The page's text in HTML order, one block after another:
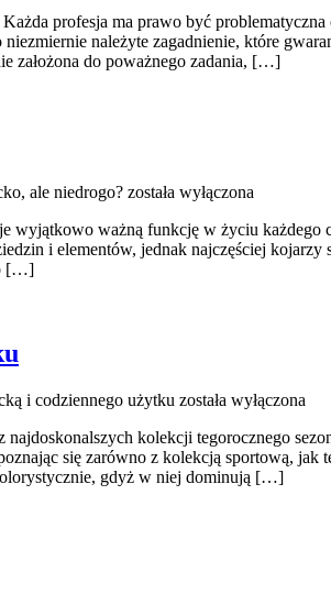
profesja ma prawo być
należyte zagadnienie, które
założona do poważnego zadania, […]
ale niedrogo? została wyłączona
wyjątkowo ważną funkcję w życiu każdego
i elementów, jednak najczęściej
[…]
i codziennego użytku została wyłączona
kolekcji tegorocznego
się zarówno z kolekcją sportową,
gdyż w niej dominują […]